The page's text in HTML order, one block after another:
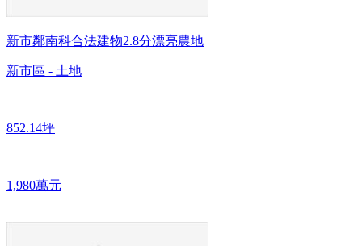
新市鄰南科合法建物2.8分漂亮農地
新市區 - 土地
852.14坪
1,980萬元